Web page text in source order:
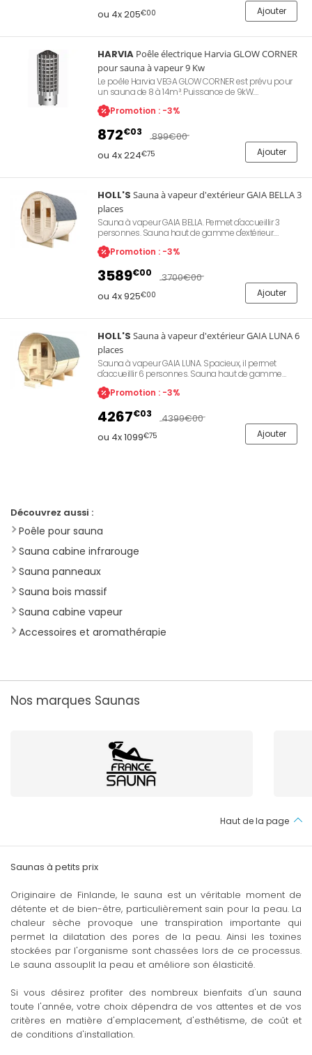
ou 4x 205€00 Ajouter
HARVIA Poêle électrique Harvia GLOW CORNER
pour sauna à vapeur 9 Kw
Le poêle Harvia VEGA GLOW CORNER est prévu pour
un sauna de 8 à 14m³. Puissance de 9kW.
Branchement triphasé 400 V. En acier inoxydable. Se
pose au sol. Réceptacle pour 50 kg de pierres (non
Profondeur : 330mm. Poids : 16 kg.
Promotion : -3%
872€03 899€00
ou 4x 224€75 Ajouter
HOLL'S Sauna à vapeur d'extérieur GAIA BELLA 3
places
Sauna à vapeur GAIA BELLA. Permet d'accueillir 3
personnes. Sauna haut de gamme d'extérieur.
Dimensions : L 205 x P 160 x H 220 cm.
Chromothérapie LED + éclairage intérieur. Double
position.
Promotion : -3%
3589€00 3700€00
ou 4x 925€00 Ajouter
HOLL'S Sauna à vapeur d'extérieur GAIA LUNA 6
places
Sauna à vapeur GAIA LUNA. Spacieux, il permet
d'accueillir 6 personnes. Sauna haut de gamme
d'extérieur. Dimensions : 250x205x220 cm.
Chromothérapie LED + éclairage intérieur. Double
position. Terrasse avec banquettes.
Promotion : -3%
4267€03 4399€00
ou 4x 1099€75 Ajouter
Découvrez aussi :
Poêle pour sauna
Sauna cabine infrarouge
Sauna panneaux
Sauna bois massif
Sauna cabine vapeur
Accessoires et aromathérapie
Nos marques Saunas
Haut de la page
Saunas à petits prix
Originaire de Finlande, le sauna est un véritable moment de
détente et de bien-être, particulièrement sain pour la peau. La
chaleur sèche provoque une transpiration importante qui
permet la dilatation des pores de la peau. Ainsi les toxines
stockées par l'organisme sont chassées lors de ce processus.
Le sauna assouplit la peau et améliore son élasticité.
Si vous désirez profiter des nombreux bienfaits d'un sauna
toute l'année, votre choix dépendra de vos attentes et de vos
critères en matière d'emplacement, d'esthétisme, de coût et
de conditions d'installation.